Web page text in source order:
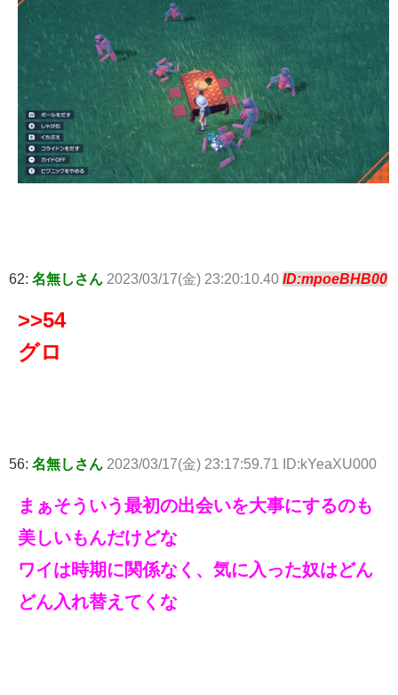
62: 名無しさん 2023/03/17(金) 23:20:10.40 ID:mpoeBHB00
>>54
グロ
56: 名無しさん 2023/03/17(金) 23:17:59.71 ID:kYeaXU000
まぁそういう最初の出会いを大事にするのも
美しいもんだけどな
ワイは時期に関係なく、気に入った奴はどん
どん入れ替えてくな